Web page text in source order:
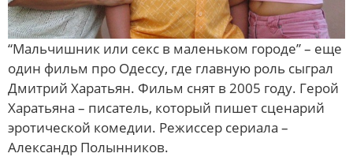
“Мальчишник или секс в маленьком городе” – еще
один фильм про Одессу, где главную роль сыграл
Дмитрий Харатьян. Фильм снят в 2005 году. Герой
Харатьяна – писатель, который пишет сценарий
эротической комедии. Режиссер сериала –
Александр Полынников.